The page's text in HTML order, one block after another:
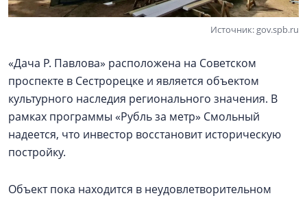
Источник: gov.spb.ru
«Дача Р. Павлова» расположена на Советском
проспекте в Сестрорецке и является объектом
культурного наследия регионального значения. В
рамках программы «Рубль за метр» Смольный
надеется, что инвестор восстановит историческую
постройку.
Объект пока находится в неудовлетворительном